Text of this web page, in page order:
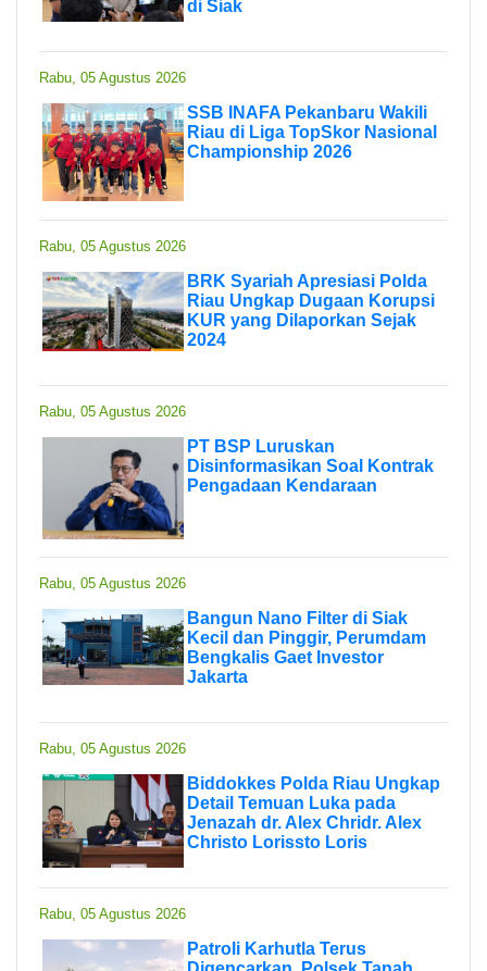
di Siak
Rabu, 05 Agustus 2026
SSB INAFA Pekanbaru Wakili
Riau di Liga TopSkor Nasional
Championship 2026
Rabu, 05 Agustus 2026
BRK Syariah Apresiasi Polda
Riau Ungkap Dugaan Korupsi
KUR yang Dilaporkan Sejak
2024
Rabu, 05 Agustus 2026
PT BSP Luruskan
Disinformasikan Soal Kontrak
Pengadaan Kendaraan
Rabu, 05 Agustus 2026
Bangun Nano Filter di Siak
Kecil dan Pinggir, Perumdam
Bengkalis Gaet Investor
Jakarta
Rabu, 05 Agustus 2026
Biddokkes Polda Riau Ungkap
Detail Temuan Luka pada
Jenazah dr. Alex Chridr. Alex
Christo Lorissto Loris
Rabu, 05 Agustus 2026
Patroli Karhutla Terus